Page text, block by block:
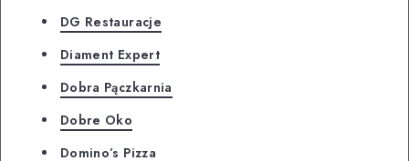
DG Restauracje
Diament Expert
Dobra Pączkarnia
Dobre Oko
Domino’s Pizza